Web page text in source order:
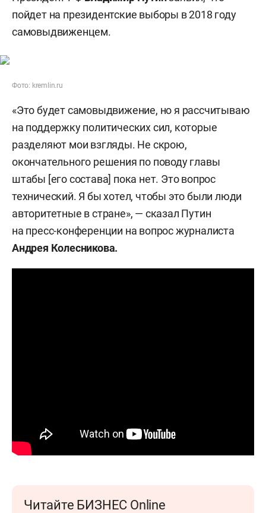
пойдет на президентские выборы в 2018 году
самовыдвиженцем.
Фото: kremlin.ru
«Это будет самовыдвижение, но я рассчитываю
на поддержку политических сил, которые
разделяют мои взгляды. Не скрою,
окончательного решения по поводу главы
штабы [его состава] пока нет. Это вопрос
технический. Я бы хотел, чтобы это были люди
авторитетные в стране», — сказал Путин
на пресс-конференции на вопрос журналиста
Андрея Колесникова.
Читайте БИЗНЕС Online